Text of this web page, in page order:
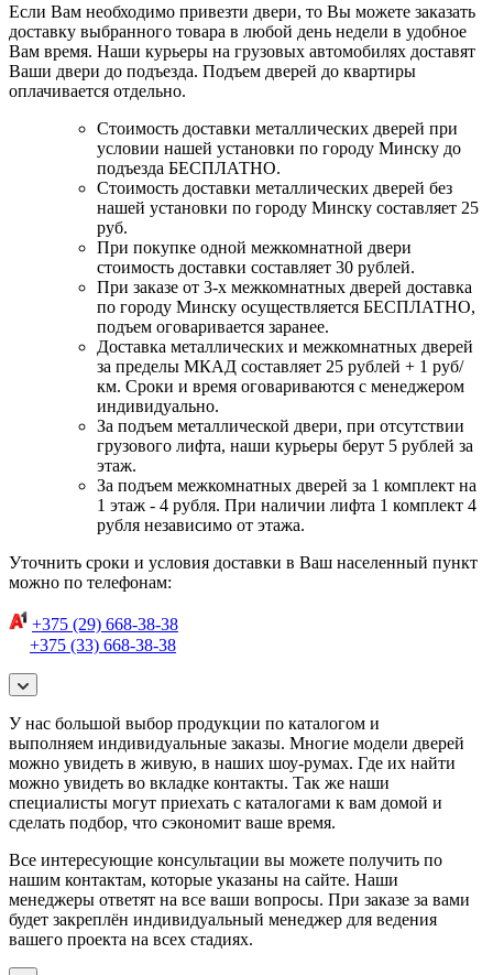
Если Вам необходимо привезти двери, то Вы можете заказать
доставку выбранного товара в любой день недели в удобное
Вам время. Наши курьеры на грузовых автомобилях доставят
Ваши двери до подъезда. Подъем дверей до квартиры
оплачивается отдельно.
Стоимость доставки металлических дверей при
условии нашей установки по городу Минску до
подъезда БЕСПЛАТНО.
Стоимость доставки металлических дверей без
нашей установки по городу Минску составляет 25
руб.
При покупке одной межкомнатной двери
стоимость доставки составляет 30 рублей.
При заказе от 3-х межкомнатных дверей доставка
по городу Минску осуществляется БЕСПЛАТНО,
подъем оговаривается заранее.
Доставка металлических и межкомнатных дверей
за пределы МКАД составляет 25 рублей + 1 руб/
км. Сроки и время оговариваются с менеджером
индивидуально.
За подъем металлической двери, при отсутствии
грузового лифта, наши курьеры берут 5 рублей за
этаж.
За подъем межкомнатных дверей за 1 комплект на
1 этаж - 4 рубля. При наличии лифта 1 комплект 4
рубля независимо от этажа.
Уточнить сроки и условия доставки в Ваш населенный пункт
можно по телефонам:
+375 (29) 668-38-38
+375 (33) 668-38-38
У нас большой выбор продукции по каталогом и
выполняем индивидуальные заказы. Многие модели дверей
можно увидеть в живую, в наших шоу-румах. Где их найти
можно увидеть во вкладке контакты. Так же наши
специалисты могут приехать с каталогами к вам домой и
сделать подбор, что сэкономит ваше время.
Все интересующие консультации вы можете получить по
нашим контактам, которые указаны на сайте. Наши
менеджеры ответят на все ваши вопросы. При заказе за вами
будет закреплён индивидуальный менеджер для ведения
вашего проекта на всех стадиях.